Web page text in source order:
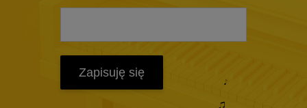
Zapisuję się